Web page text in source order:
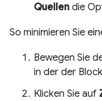
Quellen die
So minimieren Sie
Bewegen Sie
in der der
Klicken Sie auf